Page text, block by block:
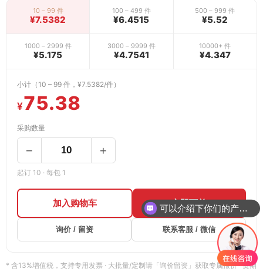
10 – 99 件
¥7.5382
100 – 499 件
¥6.4515
500 – 999 件
¥5.52
1000 – 2999 件
¥5.175
3000 – 9999 件
¥4.7541
10000+ 件
¥4.347
采购数量
− +
起订 10 · 每包 1
小计（10 – 99 件，¥7.5382/件）
¥75.38
加入购物车 立即下单
询价 / 留资 联系客服 / 微信
* 含13%增值税，支持专用发票 · 大批量/定制请「询价留资」获取专属报价 · 货期
可以介绍下你们的产品么